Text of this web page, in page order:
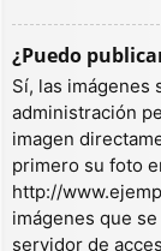
¿Puedo
Sí, las imágenes
administración
imagen
primero su foto
http://
imágenes que
servidor de